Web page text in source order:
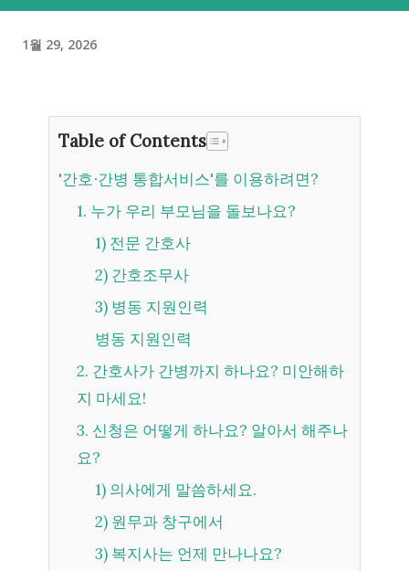
1월 29, 2026
Table of Contents
'간호∙간병 통합서비스'를 이용하려면?
1. 누가 우리 부모님을 돌보나요?
1) 전문 간호사
2) 간호조무사
3) 병동 지원인력
병동 지원인력
2. 간호사가 간병까지 하나요? 미안해하
지 마세요!
3. 신청은 어떻게 하나요? 알아서 해주나
요?
1) 의사에게 말씀하세요.
2) 원무과 창구에서
3) 복지사는 언제 만나나요?